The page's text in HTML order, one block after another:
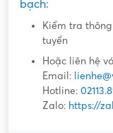
bạch:
Kiểm tra
tuyển
Hoặc liên hệ
Email:
Hotline:
Zalo: https://